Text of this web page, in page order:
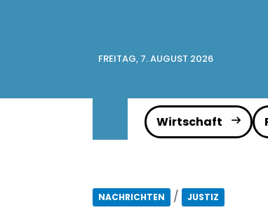
FREITAG, 7. AUGUST 2026
Wirtschaft
NACHRICHTEN / JUSTIZ